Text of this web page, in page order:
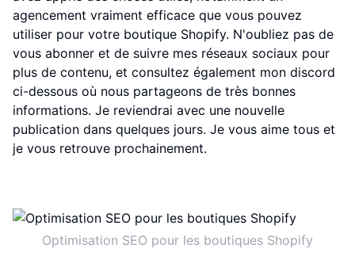
agencement vraiment efficace que vous pouvez
utiliser pour votre boutique Shopify. N'oubliez pas de
vous abonner et de suivre mes réseaux sociaux pour
plus de contenu, et consultez également mon discord
ci-dessous où nous partageons de très bonnes
informations. Je reviendrai avec une nouvelle
publication dans quelques jours. Je vous aime tous et
je vous retrouve prochainement.
Optimisation SEO pour les boutiques Shopify